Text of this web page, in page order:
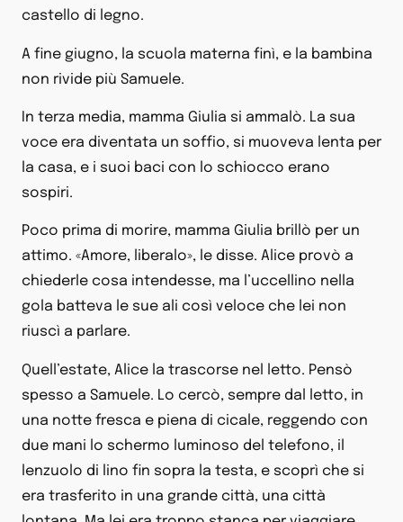
castello di legno.
A fine giugno, la scuola materna finì, e la bambina
non rivide più Samuele.
In terza media, mamma Giulia si ammalò. La sua
voce era diventata un soffio, si muoveva lenta per
la casa, e i suoi baci con lo schiocco erano
sospiri.
Poco prima di morire, mamma Giulia brillò per un
attimo. «Amore, liberalo», le disse. Alice provò a
chiederle cosa intendesse, ma l’uccellino nella
gola batteva le sue ali così veloce che lei non
riuscì a parlare.
Quell’estate, Alice la trascorse nel letto. Pensò
spesso a Samuele. Lo cercò, sempre dal letto, in
una notte fresca e piena di cicale, reggendo con
due mani lo schermo luminoso del telefono, il
lenzuolo di lino fin sopra la testa, e scoprì che si
era trasferito in una grande città, una città